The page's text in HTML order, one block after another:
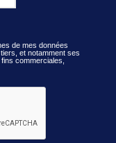
de mes données
et notamment ses
commerciales,